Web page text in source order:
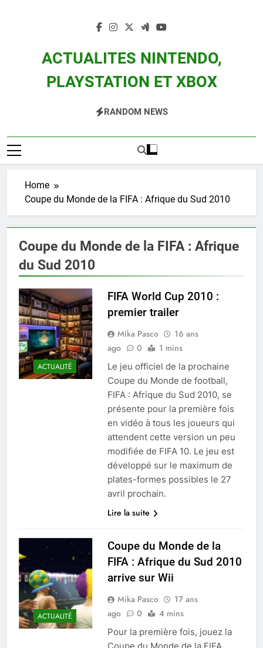
ACTUALITES NINTENDO,
PLAYSTATION ET XBOX
Zelda, Splatoon, Pokemon Entre Autres
RANDOM NEWS
Home
Coupe du Monde de la FIFA : Afrique du Sud 2010
Coupe du Monde de la FIFA : Afrique
du Sud 2010
ACTUALITÉ
FIFA World Cup 2010 :
premier trailer
Mika Pasco
16 ans
ago
0 1 mins
Le jeu officiel de la prochaine
Coupe du Monde de football,
FIFA : Afrique du Sud 2010, se
présente pour la première fois
en vidéo à tous les joueurs qui
attendent cette version un peu
modifiée de FIFA 10. Le jeu est
développé sur le maximum de
plates-formes possibles le 27
avril prochain.
Lire la suite
ACTUALITÉ
Coupe du Monde de la
FIFA : Afrique du Sud 2010
arrive sur Wii
Mika Pasco
17 ans
ago
0 4 mins
Pour la première fois, jouez la